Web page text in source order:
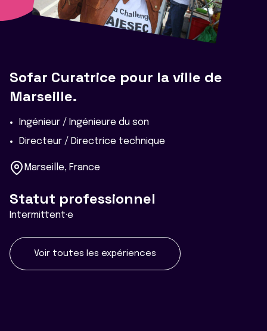
Sofar Curatrice pour la ville de
Marseille.
Ingénieur / Ingénieure du son
Directeur / Directrice technique
Marseille, France
Statut professionnel
Intermittent·e
Voir toutes les expériences